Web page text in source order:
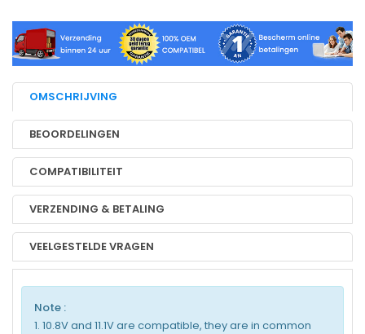
OMSCHRIJVING
BEOORDELINGEN
COMPATIBILITEIT
VERZENDING & BETALING
VEELGESTELDE VRAGEN
Note :
1. 10.8V and 11.1V are compatible, they are in common